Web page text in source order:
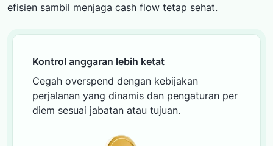
efisien sambil menjaga cash flow tetap sehat.
Kontrol anggaran lebih ketat
Cegah overspend dengan kebijakan
perjalanan yang dinamis dan pengaturan per
diem sesuai jabatan atau tujuan.